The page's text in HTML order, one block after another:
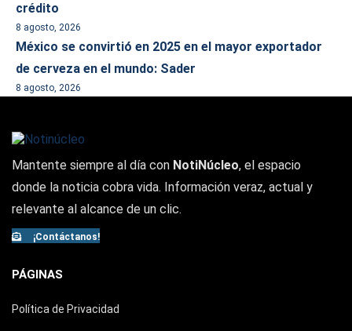
crédito
8 agosto, 2026
México se convirtió en 2025 en el mayor exportador
de cerveza en el mundo: Sader
8 agosto, 2026
Mantente siempre al día con NotiNúcleo, el espacio
donde la noticia cobra vida. Información veraz, actual y
relevante al alcance de un clic.
¡Contáctanos!
PÁGINAS
Política de Privacidad